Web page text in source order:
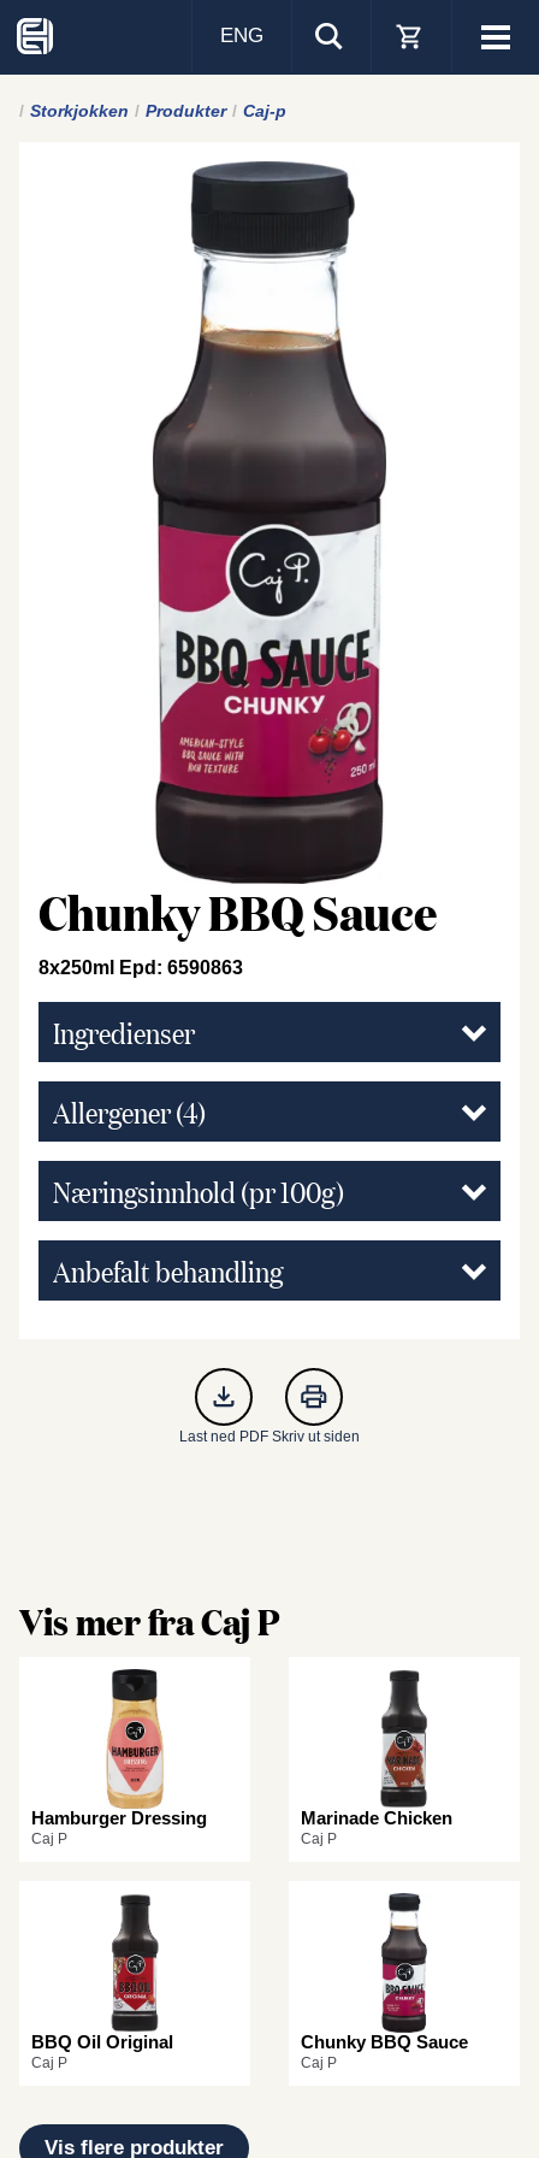
Visa
ENG
Storkjokken Produkter Caj-p
Chunky BBQ Sauce
8x250ml Epd: 6590863
Ingredienser
Allergener(4)
Næringsinnhold (pr 100g)
Anbefalt behandling
Last ned PDF Skriv ut siden
Vis mer fra Caj P
Hamburger Dressing
Caj P
Marinade Chicken
Caj P
BBQ Oil Original
Caj P
Chunky BBQ Sauce
Caj P
Vis flere produkter